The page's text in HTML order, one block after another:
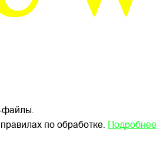
файлы.
по обработке.
Подробнее